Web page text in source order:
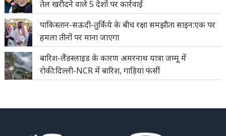
तेल खरीदने वाले 5 देशों पर कार्रवाई
पाकिस्तान-सऊदी-तुर्किये के बीच रक्षा समझौता साइन:एक पर
हमला तीनों पर माना जाएगा
बारिश-लैंडस्लाइड के कारण अमरनाथ यात्रा जम्मू में
रोकी:दिल्ली-NCR में बारिश, गाड़ियां फंसीं